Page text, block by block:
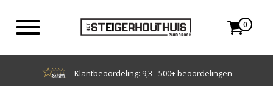
0
Achteraf betalen met Klarna